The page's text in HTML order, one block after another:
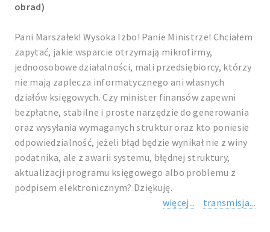
obrad)
Pani Marszałek! Wysoka Izbo! Panie Ministrze! Chciałem
zapytać, jakie wsparcie otrzymają mikrofirmy,
jednoosobowe działalności, mali przedsiębiorcy, którzy
nie mają zaplecza informatycznego ani własnych
działów księgowych. Czy minister finansów zapewni
bezpłatne, stabilne i proste narzędzie do generowania
oraz wysyłania wymaganych struktur oraz kto poniesie
odpowiedzialność, jeżeli błąd będzie wynikał nie z winy
podatnika, ale z awarii systemu, błędnej struktury,
aktualizacji programu księgowego albo problemu z
podpisem elektronicznym? Dziękuję.
więcej...
transmisja...